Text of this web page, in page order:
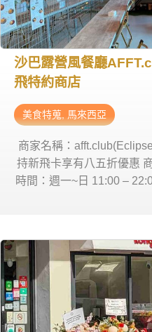
沙巴露營風餐廳
飛特約商店
美食特蒐, 馬來西亞
商家名稱：
持新飛卡享有八五折優惠
時間：週一~日 11:00 –